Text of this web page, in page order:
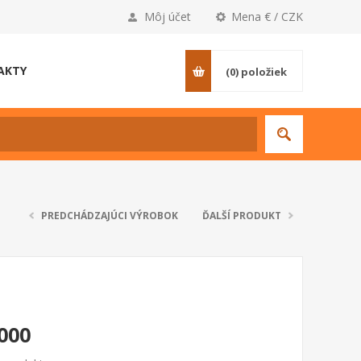
Mena € / CZK
Môj účet
(0) položiek
PREDCHÁDZAJÚCI VÝROBOK ĎALŠÍ PRODUKT